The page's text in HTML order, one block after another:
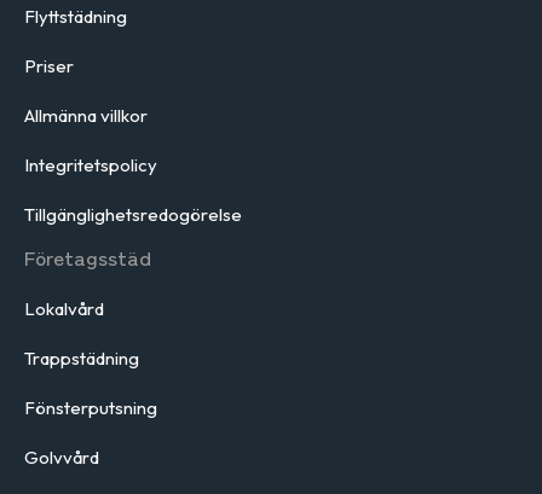
Flyttstädning
Priser
Allmänna villkor
Integritetspolicy
Tillgänglighetsredogörelse
Företagsstäd
Lokalvård
Trappstädning
Fönsterputsning
Golvvård